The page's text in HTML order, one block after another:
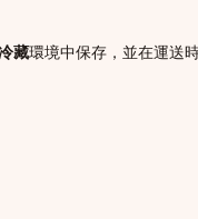
藏環境中保存，並在運送